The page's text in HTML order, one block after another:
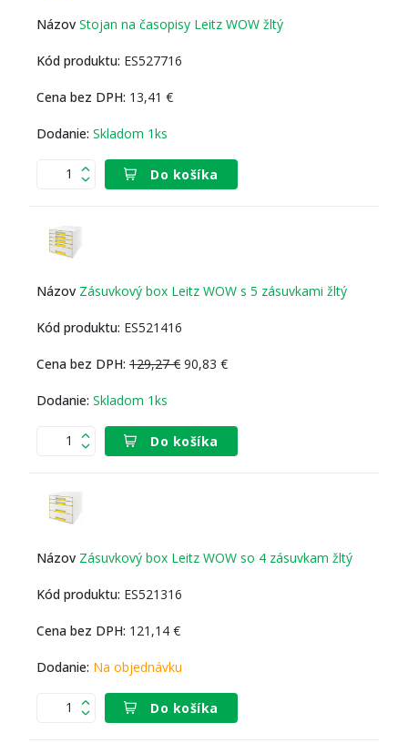
Stojan na časopisy Leitz WOW žltý
ES527716
13,41 €
Skladom 1ks
Do košíka
Zásuvkový box Leitz WOW s 5 zásuvkami žltý
ES521416
129,27 € 90,83 €
Skladom 1ks
Do košíka
Zásuvkový box Leitz WOW so 4 zásuvkam žltý
ES521316
121,14 €
Na objednávku
Do košíka